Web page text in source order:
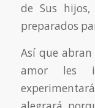
de Sus
preparados
Así que abran
amor les